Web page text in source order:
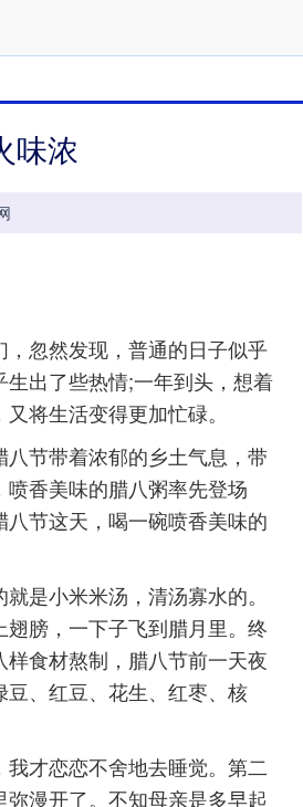
味浓
网
忽然发现，普通的日子似乎
出了些热情;一年到头，想着
将生活变得更加忙碌。
节带着浓郁的乡土气息，带
香美味的腊八粥率先登场
节这天，喝一碗喷香美味的
是小米米汤，清汤寡水的。
膀，一下子飞到腊月里。终
食材熬制，腊八节前一天夜
、红豆、花生、红枣、核
才恋恋不舍地去睡觉。第二
漫开了。不知母亲是多早起